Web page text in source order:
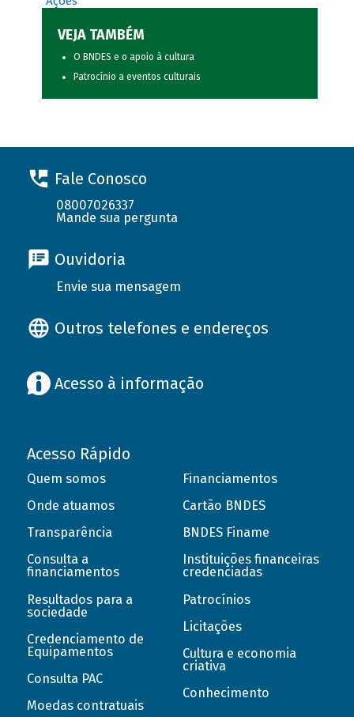
VEJA TAMBÉM
O BNDES e o apoio à cultura
Patrocínio a eventos culturais
Fale Conosco
08007026337
Mande sua pergunta
Ouvidoria
Envie sua mensagem
Outros telefones e endereços
Acesso à informação
Acesso Rápido
Quem somos
Onde atuamos
Transparência
Consulta a
financiamentos
Resultados para a
sociedade
Credenciamento de
Equipamentos
Consulta PAC
Moedas contratuais
Financiamentos
Cartão BNDES
BNDES Finame
Instituições financeiras
credenciadas
Patrocínios
Licitações
Cultura e economia
criativa
Conhecimento